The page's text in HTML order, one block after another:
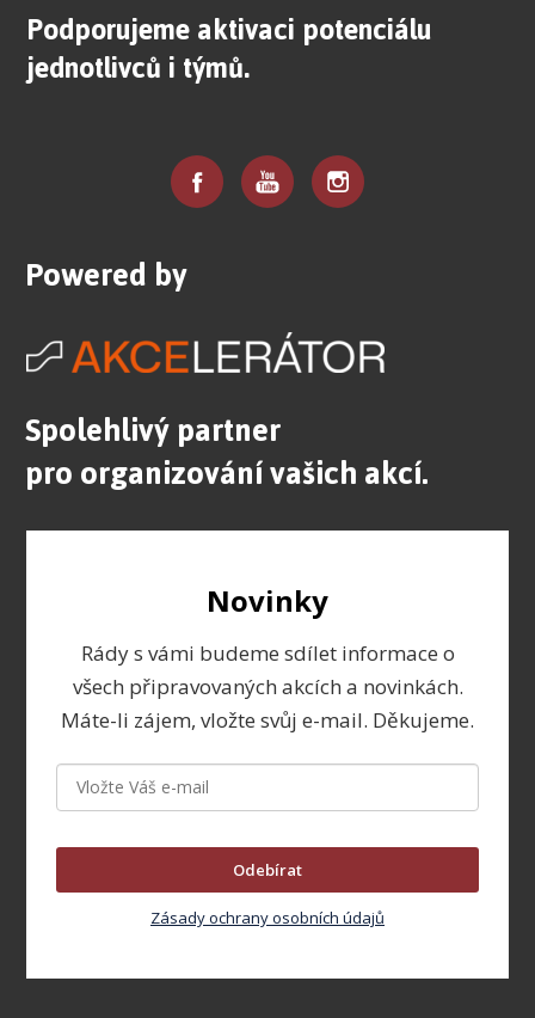
Podporujeme aktivaci potenciálu
jednotlivců i týmů.
Powered by
Spolehlivý partner
pro organizování vašich akcí.
Novinky
Rády s vámi budeme sdílet informace o
všech připravovaných akcích a novinkách.
Máte-li zájem, vložte svůj e-mail. Děkujeme.
Odebírat
Zásady ochrany osobních údajů